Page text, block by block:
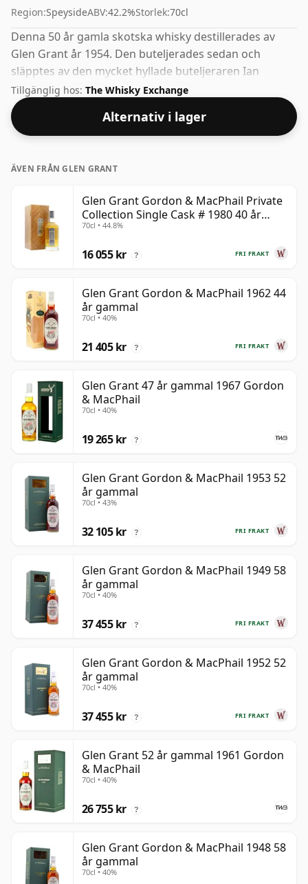
Region:SpeysideABV:42.2%Storlek:70cl
Denna 50 år gamla skotska whisky destillerades av
Glen Grant år 1954. Den buteljerades sedan och
släpptes av den mycket hyllade buteljeraren Ian
Macleod. 42,2 % anses av många vara ett bra ABV för
att uppleva "munkänslan" och den fulla smaken av
whisky.
Tillgänglig hos: The Whisky Exchange
Alternativ i lager
ÄVEN FRÅN GLEN GRANT
Glen Grant Gordon & MacPhail Private
Collection Single Cask # 1980 40 år
gammal
70cl • 44.8%
FRI FRAKT
16 055 kr ?
Glen Grant Gordon & MacPhail 1962 44
år gammal
70cl • 40%
FRI FRAKT
21 405 kr ?
Glen Grant 47 år gammal 1967 Gordon
& MacPhail
70cl • 40%
19 265 kr ?
Glen Grant Gordon & MacPhail 1953 52
år gammal
70cl • 43%
FRI FRAKT
32 105 kr ?
Glen Grant Gordon & MacPhail 1949 58
år gammal
70cl • 40%
FRI FRAKT
37 455 kr ?
Glen Grant Gordon & MacPhail 1952 52
år gammal
70cl • 40%
FRI FRAKT
37 455 kr ?
Glen Grant 52 år gammal 1961 Gordon
& MacPhail
70cl • 40%
26 755 kr ?
Glen Grant Gordon & MacPhail 1948 58
år gammal
70cl • 40%